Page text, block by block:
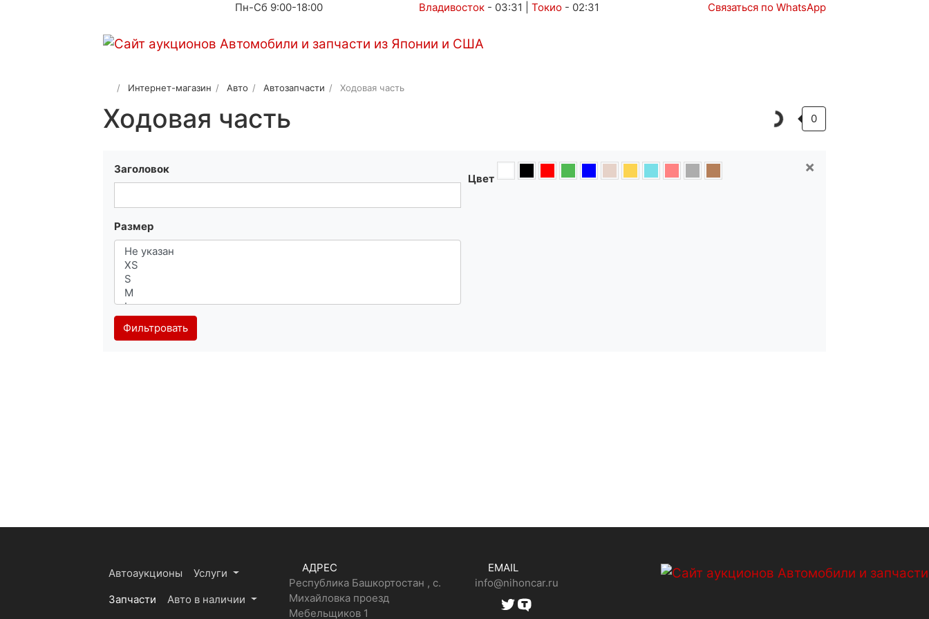
Пн-Сб 9:00-18:00 Владивосток- 03:31 Токио- 02:31
Связаться по WhatsApp
Интернет-магазин Авто Автозапчасти Ходовая часть
Ходовая часть 0
×
Заголовок
Цвет
Размер
Фильтровать
Автоаукционы
Услуги
Запчасти
Авто в наличии
АДРЕС
Республика Башкортостан , с.
Михайловка проезд
Мебельщиков 1
EMAIL
info@nihoncar.ru